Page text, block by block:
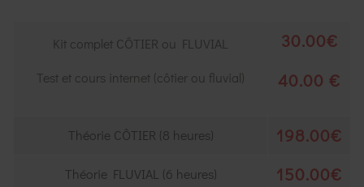
Kit complet CÔTIER ou FLUVIAL
Test et cours internet (côtier ou fluvial)
30.00€
40.00 €
Théorie CÔTIER (8 heures) 198.00€
Théorie FLUVIAL (6 heures) 150.00€